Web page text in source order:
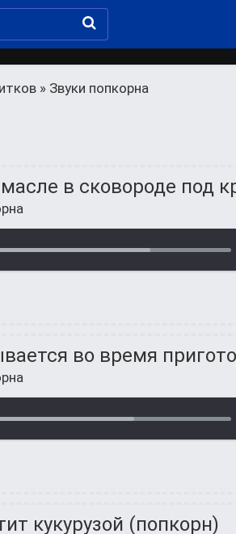
» Звуки попкорна
в сковороде под
во время
кукурузой (попкорн)